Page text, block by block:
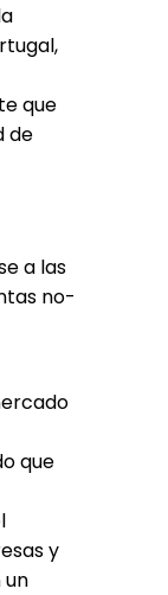
que
de
a las
no-
que
y
un